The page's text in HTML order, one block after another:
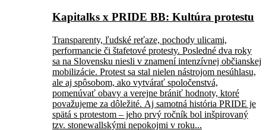
Kapitalks x PRIDE BB: Kultúra protestu
Transparenty, ľudské reťaze, pochody ulicami,
performancie či štafetové protesty. Posledné dva roky
sa na Slovensku niesli v znamení intenzívnej občianskej
mobilizácie. Protest sa stal nielen nástrojom nesúhlasu,
ale aj spôsobom, ako vytvárať spoločenstvá,
pomenúvať obavy a verejne brániť hodnoty, ktoré
považujeme za dôležité. Aj samotná história PRIDE je
spätá s protestom – jeho prvý ročník bol inšpirovaný
tzv. stonewallskými nepokojmi v roku...